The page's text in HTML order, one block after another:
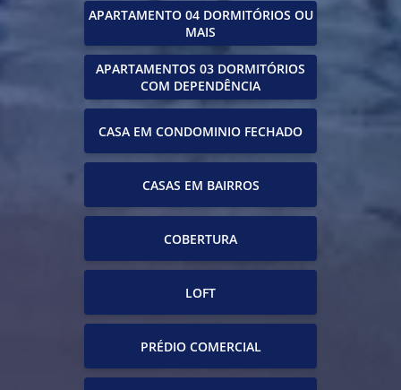
APARTAMENTO 04 DORMITÓRIOS OU
MAIS
APARTAMENTOS 03 DORMITÓRIOS
COM DEPENDÊNCIA
CASA EM CONDOMINIO FECHADO
CASAS EM BAIRROS
COBERTURA
LOFT
PRÉDIO COMERCIAL